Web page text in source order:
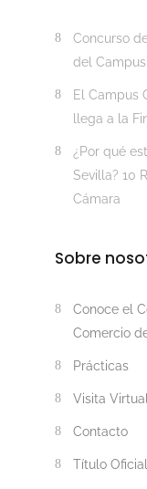
Concurso
del Campus
El Campus
llega a la
¿Por qué
Sevilla? 10
Cámara
Sobre
Conoce el
Comercio
Prácticas
Visita
Contacto
Título Oficial